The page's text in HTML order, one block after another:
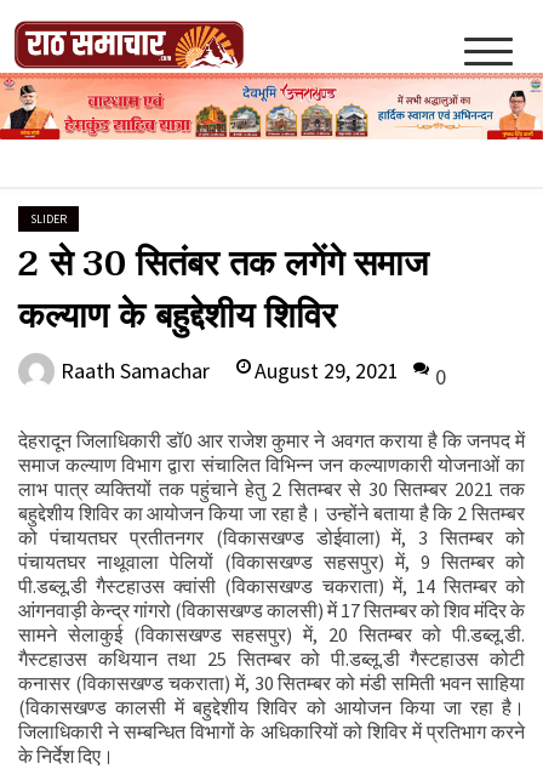
content
Raath Samachar
SLIDER
2 से 30 सितंबर तक लगेंगे समाज
कल्याण के बहुद्देशीय शिविर
Raath Samachar August 29, 2021 0
देहरादून जिलाधिकारी डॉ0 आर राजेश कुमार ने अवगत कराया है कि जनपद में
समाज कल्याण विभाग द्वारा संचालित विभिन्न जन कल्याणकारी योजनाओं का
लाभ पात्र व्यक्तियों तक पहुंचाने हेतु 2 सितम्बर से 30 सितम्बर 2021 तक
बहुद्देशीय शिविर का आयोजन किया जा रहा है। उन्होंने बताया है कि 2 सितम्बर
को पंचायतघर प्रतीतनगर (विकासखण्ड डोईवाला) में, 3 सितम्बर को
पंचायतघर नाथूवाला पेलियों (विकासखण्ड सहसपुर) में, 9 सितम्बर को
पी.डब्लू.डी गैस्टहाउस क्वांसी (विकासखण्ड चकराता) में, 14 सितम्बर को
आंगनवाड़ी केन्द्र गांगरो (विकासखण्ड कालसी) में 17 सितम्बर को शिव मंदिर के
सामने सेलाकुई (विकासखण्ड सहसपुर) में, 20 सितम्बर को पी.डब्लू.डी.
गैस्टहाउस कथियान तथा 25 सितम्बर को पी.डब्लू.डी गैस्टहाउस कोटी
कनासर (विकासखण्ड चकराता) में, 30 सितम्बर को मंडी समिती भवन साहिया
(विकासखण्ड कालसी में बहुद्देशीय शिविर को आयोजन किया जा रहा है।
जिलाधिकारी ने सम्बन्धित विभागों के अधिकारियों को शिविर में प्रतिभाग करने
के निर्देश दिए।